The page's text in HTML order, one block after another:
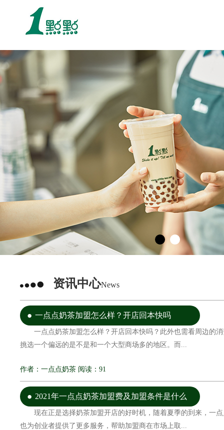
资讯中心News
一点点奶茶加盟怎么样？开店回本快吗
一点点奶茶加盟怎么样？开店回本快吗？此外也需看周边的
挑选一个偏远的是不是和一个大型商场多的地区。而...
作者：一点点奶茶 阅读：91
2021年一点点奶茶加盟费及加盟条件是什么
现在正是选择奶茶加盟开店的好时机，随着夏季的到来，一
也为创业者提供了更多服务，帮助加盟商在市场上取...